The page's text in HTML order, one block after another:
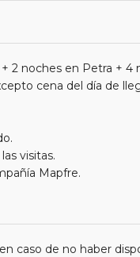
2 noches en Petra + 4
cena del día de
visitas.
Mapfre.
caso de no haber